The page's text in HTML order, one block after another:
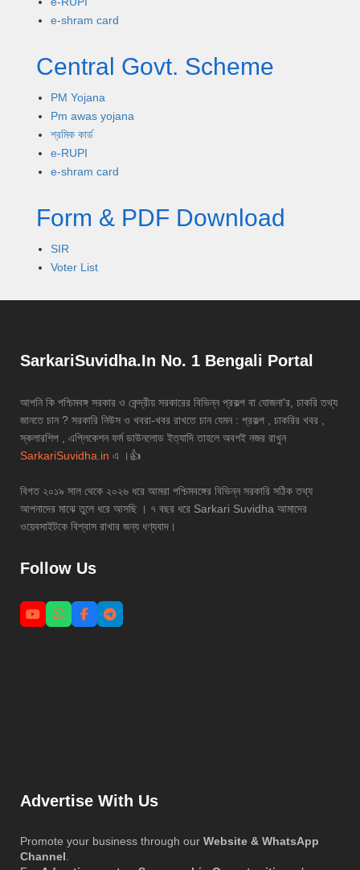
e-shram card
Central Govt. Scheme
PM Yojana
Pm awas yojana
শ্রমিক কার্ড
e-RUPI
e-shram card
Form & PDF Download
SIR
Voter List
SarkariSuvidha.In No. 1 Bengali Portal
আপনি কি পশ্চিমবঙ্গ সরকার ও কেন্দ্রীয় সরকারের বিভিন্ন প্রকল্প বা যোজনা'র, চাকরি তথ্য
জানতে চান ? সরকারি নিউস ও খবরা-খবর রাখতে চান যেমন : প্রকল্প , চাকরির খবর ,
স্কলারশিপ , এপ্লিকেশন ফর্ম ডাউনলোড ইত্যাদি তাহলে অবশই নজর রাখুন
SarkariSuvidha.in এ ।👍
বিগত ২০১৯ সাল থেকে ২০২৬ ধরে আমরা পশ্চিমবঙ্গের বিভিন্ন সরকারি সঠিক তথ্য
আপনাদের মাঝে তুলে ধরে আসছি । ৭ বছর ধরে Sarkari Suvidha আমাদের
ওয়েবসাইটকে বিশ্বাস রাখার জন্য ধণ্যবাদ।
Follow Us
Advertise With Us
Promote your business through our Website & WhatsApp
Channel